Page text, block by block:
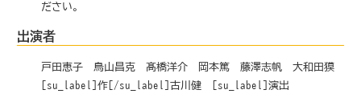
ださい。
出演者
戸田恵子 鳥山昌克 髙橋洋介 岡本篤 藤澤志帆 大和田獏
[su_label]作[/su_label]古川健 [su_label]演出